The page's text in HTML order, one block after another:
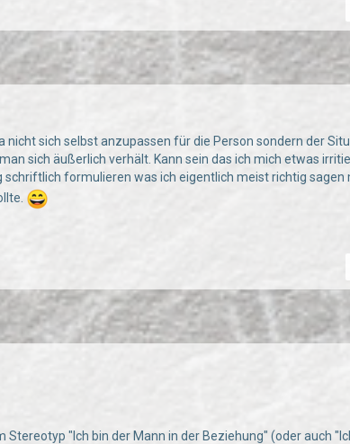
sich selbst anzupassen für die Person sondern der
sich äußerlich verhält. Kann sein das ich mich etwas
formulieren was ich eigentlich meist richtig sagen
"Ich bin der Mann in der Beziehung" (oder auch